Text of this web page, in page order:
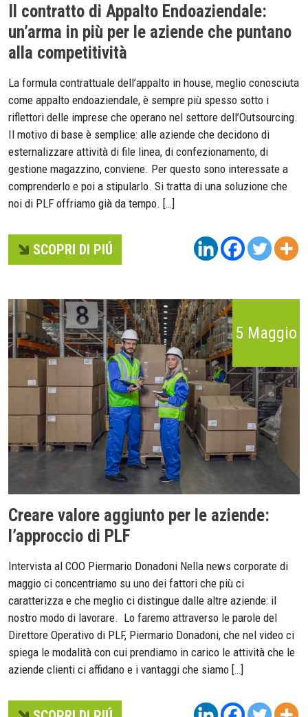
Il contratto di Appalto Endoaziendale:
un’arma in più per le aziende che puntano
alla competitività
La formula contrattuale dell’appalto in house, meglio conosciuta
come appalto endoaziendale, è sempre più spesso sotto i
riflettori delle imprese che operano nel settore dell’Outsourcing.
Il motivo di base è semplice: alle aziende che decidono di
esternalizzare attività di file linea, di confezionamento, di
gestione magazzino, conviene. Per questo sono interessate a
comprenderlo e poi a stipularlo. Si tratta di una soluzione che
noi di PLF offriamo già da tempo. […]
SCOPRI DI PIÚ
5 Maggio
Creare valore aggiunto per le aziende:
l’approccio di PLF
Intervista al COO Piermario Donadoni Nella news corporate di
maggio ci concentriamo su uno dei fattori che più ci
caratterizza e che meglio ci distingue dalle altre aziende: il
nostro modo di lavorare. Lo faremo attraverso le parole del
Direttore Operativo di PLF, Piermario Donadoni, che nel video ci
spiega le modalità con cui prendiamo in carico le attività che le
aziende clienti ci affidano e i vantaggi che siamo […]